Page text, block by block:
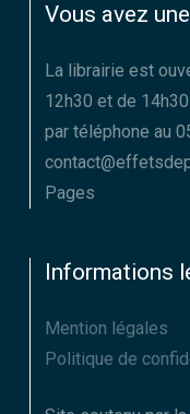
Vous avez
La librairie est
12h30 et de
par téléphone au
Pages
Informations
Mention légales
Politique de